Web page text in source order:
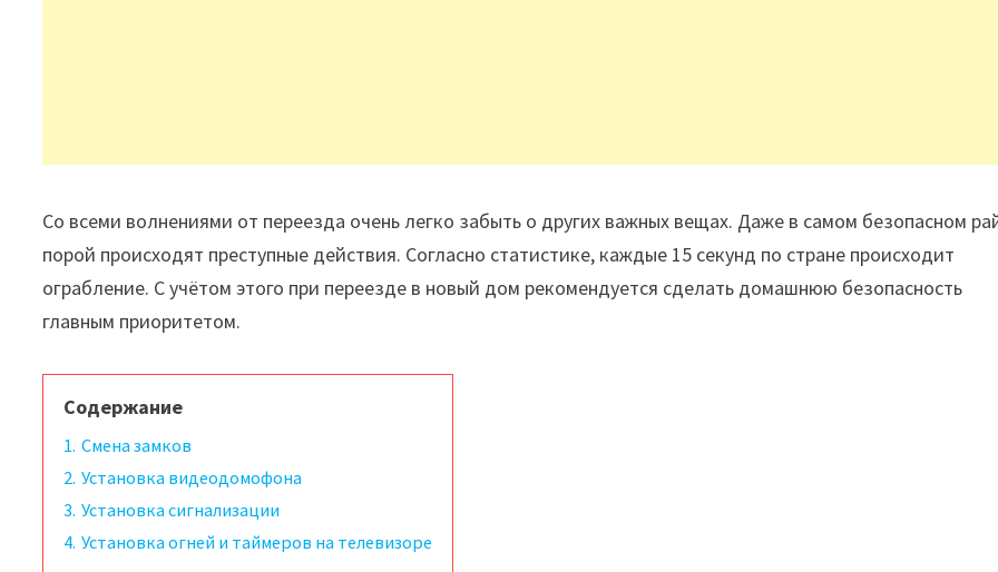
Со всеми волнениями от переезда очень легко забыть о других важных вещах. Даже в самом безопасном
порой происходят преступные действия. Согласно статистике, каждые 15 секунд по стране происходит
ограбление. С учётом этого при переезде в новый дом рекомендуется сделать домашнюю безопасность
главным приоритетом.
Содержание
1. Смена замков
2. Установка видеодомофона
3. Установка сигнализации
4. Установка огней и таймеров на телевизоре